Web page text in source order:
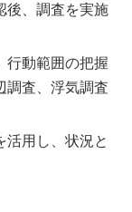
後、調査を実施
行動範囲の把握
調査、浮気調査
活用し、状況と